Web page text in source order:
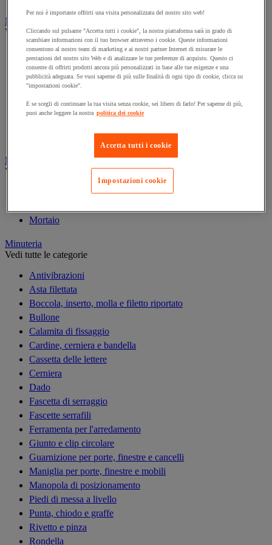
Marcatura
Vedi tutte le categorie
Incisione
Marcatura industriale
Marcatura permanente
Nastro adesivo di marcatura
Segnaletica in magazzino
Materiali per la finitura e l'edilizia
Vedi tutte le categorie
Cemento, calcestruzzo e conglomerato bituminoso
Mortaio
Minuteria
Vedi tutte le categorie
Antivibrazioni
Asta filettata
Boccola, inserto, molla e filetto riportato
Bullone
Calamita di fissaggio
Cardine, cerniera e bandella
Cassetta delle lettere
Cerniera
Dado
Fascetta di serraggio
Fascette serrafili
Ferramenta per l'arredamento
Giunto e clip circolare
Guarnizione per porte, finestre e cancelli
Maniglia per porte, finestre e mobili
Manopola di posizionamento
Piedi di messa a livello
Punta, chiodo e graffe
Rivetto e pinza
Rondella
Per noi è importante offrirti una visita personalizzata del nostro sito web!
Cliccando sul pulsante "Accetta tutti i cookie", la nostra piattaforma sarà in grado di
scambiare informazioni con il tuo browser attraverso i cookie. Queste informazioni
consentono al nostro team di marketing e ai nostri partner Internet di misurare le
prestazioni del nostro sito Web e di analizzare le tue preferenze di acquisto. Questo ci
consente di offrirti prodotti ancora più personalizzati in base alle tue esigenze e una
pubblicità adeguata. Se vuoi saperne di più sulle finalità di ogni tipo di cookie, clicca su
"impostazioni cookie".
E se scegli di continuare la tua visita senza cookie, sei libero di farlo! Per saperne di più,
puoi anche leggere la nostra politica dei cookie
Accetta tutti i cookie
Impostazioni cookie